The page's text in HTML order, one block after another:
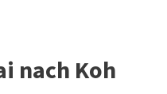
nach Koh